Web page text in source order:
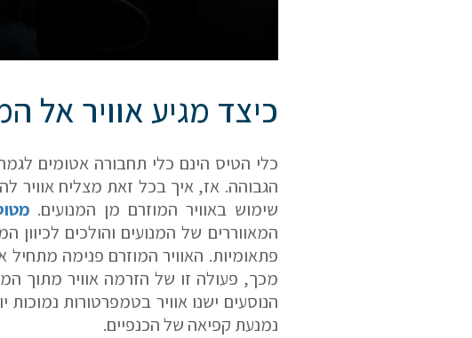
כיצד מגיע אוויר אל
כלי הטיס הינם כלי תחבורה אטומים
הגבוהה. אז, איך בכל זאת מצליח אוויר
שימוש באוויר המוזרם מן המנועים.
המאווררים של המנועים והולכים
פתאומיות. האוויר המוזרם פנימה
מכך, פעולה זו של הזרמה אוויר מתוך
הנוסעים ישנו אוויר בטמפרטורות
נמנעת קפיאה של הכנפיים.